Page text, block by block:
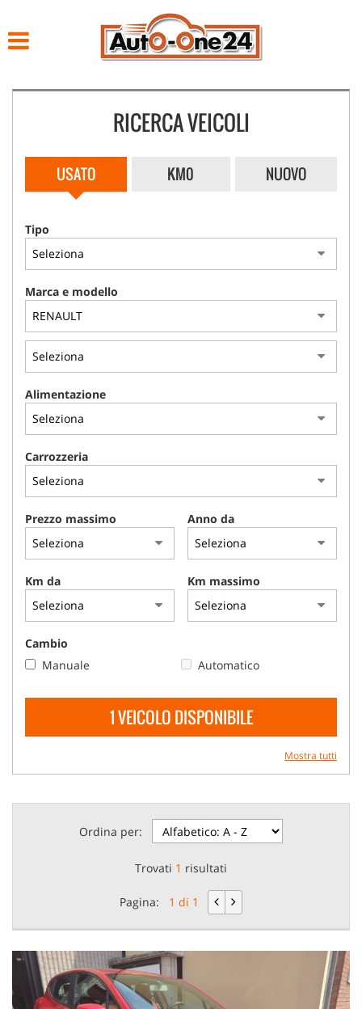
NOLEGGIO
CONTATTI
RICERCA VEICOLI
USATO KM0 NUOVO
Tipo
Marca e modello
Alimentazione
Carrozzeria
Prezzo massimo Anno da
Km da Km massimo
Cambio
Manuale
Automatico
1 VEICOLO DISPONIBILE
Mostra tutti
Ordina per:
Trovati 1 risultati
Pagina: 1 di 1